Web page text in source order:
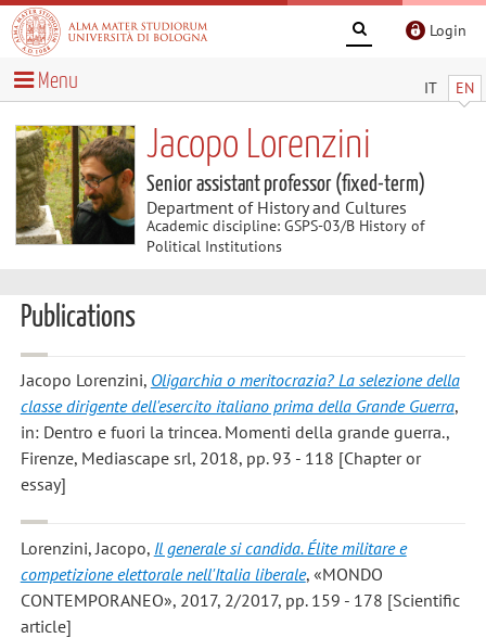
Login
IT EN
Menu
Jacopo Lorenzini
Senior assistant professor (fixed-term)
Department of History and Cultures
Academic discipline: GSPS-03/B History of
Political Institutions
Publications
Jacopo Lorenzini, Oligarchia o meritocrazia? La selezione della
classe dirigente dell'esercito italiano prima della Grande Guerra,
in: Dentro e fuori la trincea. Momenti della grande guerra.,
Firenze, Mediascape srl, 2018, pp. 93 - 118 [Chapter or
essay]
Lorenzini, Jacopo, Il generale si candida. Élite militare e
competizione elettorale nell'Italia liberale, «MONDO
CONTEMPORANEO», 2017, 2/2017, pp. 159 - 178 [Scientific
article]